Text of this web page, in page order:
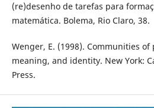
(re)desenho de tarefas para
matemática. Bolema, Rio Claro, 38.
Wenger, E. (1998). Communities
meaning, and identity. New York:
Press.